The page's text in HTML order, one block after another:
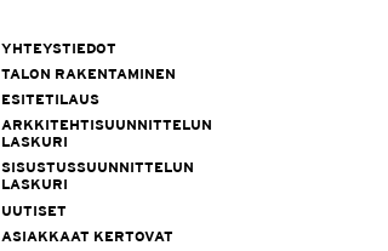
YHTEYSTIEDOT
TALON RAKENTAMINEN
ESITETILAUS
ARKKITEHTISUUNNITTELUN
LASKURI
SISUSTUSSUUNNITTELUN
LASKURI
UUTISET
ASIAKKAAT KERTOVAT